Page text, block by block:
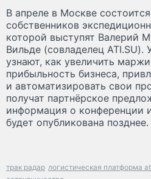
В апреле в Москве
собственников
которой выступят Валерий
Вильде (совладелец ATI.SU).
узнают, как увеличить
прибыльность бизнеса,
и автоматизировать свои
получат партнёрское
информация о конференции
будет опубликована позднее.
трак радар логистическая платформа